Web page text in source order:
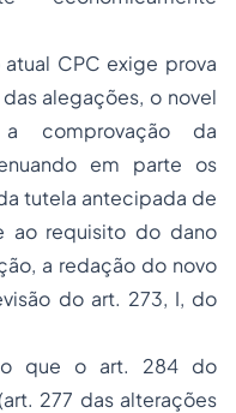
CPC exige prova
alegações, o novel
comprovação da
em parte os
tutela antecipada de
ao requisito do dano
a redação do novo
do art. 273, I, do
que o art. 284 do
277 das alterações